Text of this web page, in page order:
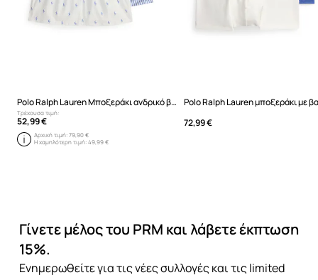
Polo Ralph Lauren Μποξεράκι ανδρικό βαμβακερό 3-pack
Τρέχουσα τιμή:
52,99 €
Αρχική τιμή:79,90 €
Η χαμηλότερη τιμή:49,99 €
72,99 €
Γίνετε μέλος του PRM και λάβετε έκπτωση
15%.
Ενημερωθείτε για τις νέες συλλογές και τις limited